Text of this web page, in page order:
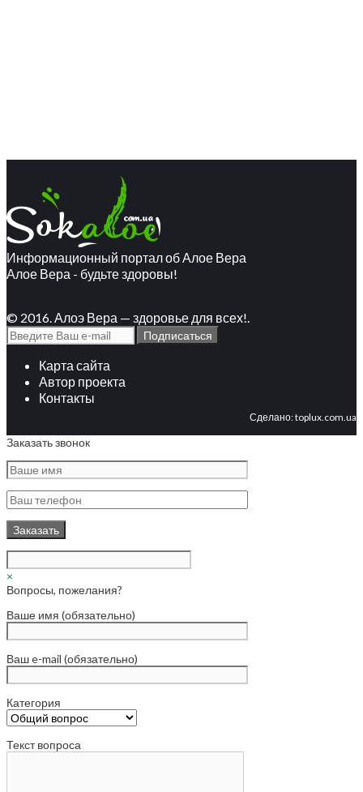
Информационный портал об Алое Вера
Алое Вера - будьте здоровы!
© 2016. Алоэ Вера — здоровье для всех!.
Карта сайта
Автор проекта
Контакты
Сделано:toplux.com.ua
Заказать звонок
×
Вопросы, пожелания?
Ваше имя (обязательно)
Ваш e-mail (обязательно)
Категория
Текст вопроса